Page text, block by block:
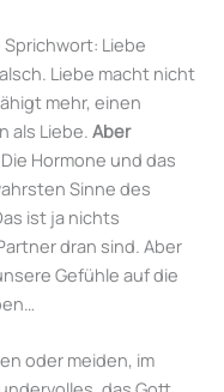
Liebe
Liebe macht nicht
mehr, einen
als Liebe.Aber
Die Hormone und das
Sinne des
ist ja nichts
dran sind. Aber
Gefühle auf die
oder meiden, im